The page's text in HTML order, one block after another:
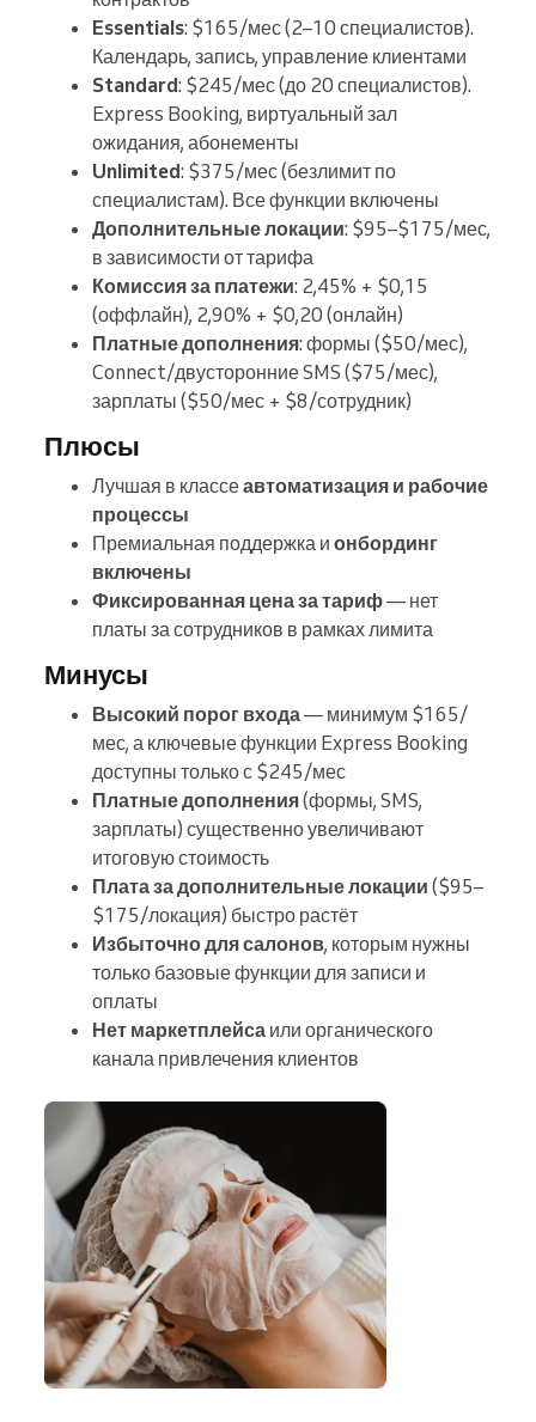
Essentials: $165/мес (2–10 специалистов).
Календарь, запись, управление клиентами
Standard: $245/мес (до 20 специалистов).
Express Booking, виртуальный зал
ожидания, абонементы
Unlimited: $375/мес (безлимит по
специалистам). Все функции включены
Дополнительные локации: $95–$175/мес,
в зависимости от тарифа
Комиссия за платежи: 2,45% + $0,15
(оффлайн), 2,90% + $0,20 (онлайн)
Платные дополнения: формы ($50/мес),
Connect/двусторонние SMS ($75/мес),
зарплаты ($50/мес + $8/сотрудник)
Плюсы
Лучшая в классеавтоматизация и рабочие
процессы
Премиальная поддержка и онбординг
включены
Фиксированная цена за тариф— нет
платы за сотрудников в рамках лимита
Минусы
Высокий порог входа— минимум $165/
мес, а ключевые функции Express Booking
доступны только с $245/мес
Платные дополнения(формы, SMS,
зарплаты) существенно увеличивают
итоговую стоимость
Плата за дополнительные локации ($95–
$175/локация) быстро растёт
Избыточно для салонов, которым нужны
только базовые функции для записи и
оплаты
Нет маркетплейса или органического
канала привлечения клиентов